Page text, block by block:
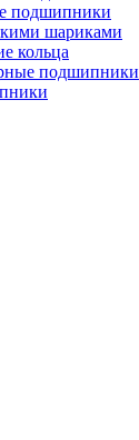
подшипники
шариками
кольца
подшипники